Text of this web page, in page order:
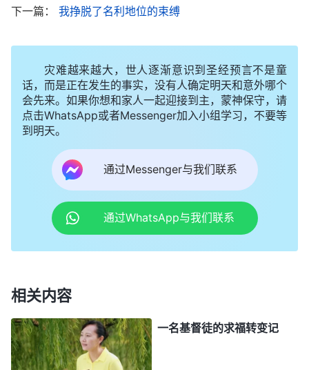
领，我就消极软弱，对本分应付糊弄，破罐子破摔，
白，弟兄姊妹不推荐我去参选，这是神的公义，是神
的审判刑罚临到了我，我信神几年不追求真理，不好
好实行经历神的话，到现在没有进入真理实际，生命
性情也没有变化，我哪有资格做带领浇灌供应神选民
呢？如果真让我做上层带领，我只能讲一些空洞的字
句道理，不但解决不了弟兄姊妹生命进入的实际问
题，还会迷惑人、坑害人，这不是耽误教会工作，坑
了弟兄姊妹吗？感谢神摆设环境显明我，使我经历神
的审判刑罚、责打管教，不然我还不能反省认识自
心意背道而驰，这样下去只能走上敌
显明淘汰啊！明白神的心意后，我流下了感激、亏欠
的泪水，感受到神的审判刑罚对我是拯救，也是保
守，我不由得向神立志：只愿在以后的尽本分中，好
下一篇： 我挣脱了名利地位的束缚
灾难越来越大，世人逐渐意识到圣经预言不是童
话，而是正在发生的事实，没有人确定明天和意外哪个
会先来。如果你想和家人一起迎接到主，蒙神保守，请
点击WhatsApp或者Messenger加入小组学习，不要等
到明天。
通过Messenger与我们联系
通过WhatsApp与我们联系
相关内容
一名基督徒的求福转变记